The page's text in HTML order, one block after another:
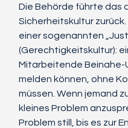
Die Behörde führte das
Sicherheitskultur
einer sogenannten
(Gerechtigkeitskultur):
Mitarbeitende Beinahe-
melden können, ohne
müssen. Wenn jemand
kleines Problem
Problem still, bis es zur